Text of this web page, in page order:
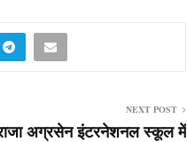
NEXT POST
अग्रसेन इंटरनेशनल स्कूल में